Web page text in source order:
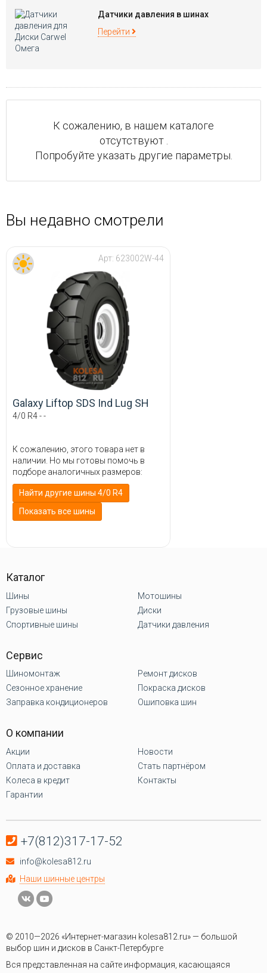
Датчики давления в шинах
Перейти
К сожалению, в нашем каталоге
отсутствуют .
Попробуйте указать другие параметры.
Вы недавно смотрели
Арт: 623002W-44
Galaxy Liftop SDS Ind Lug SH
4/0 R4 - -
К сожалению, этого товара нет в
наличии. Но мы готовы помочь в
подборе аналогичных размеров:
Найти другие шины 4/0 R4
Показать все шины
Каталог
Шины
Грузовые шины
Спортивные шины
Мотошины
Диски
Датчики давления
Сервис
Шиномонтаж
Сезонное хранение
Заправка кондиционеров
Ремонт дисков
Покраска дисков
Ошиповка шин
О компании
Акции
Оплата и доставка
Колеса в кредит
Гарантии
Новости
Стать партнёром
Контакты
+7(812)317-17-52
info@kolesa812.ru
Наши шинные центры
© 2010—2026 «Интернет-магазин kolesa812.ru» — большой
выбор шин и дисков в Санкт-Петербурге
Вся представленная на сайте информация, касающаяся